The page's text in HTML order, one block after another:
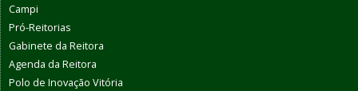
Campi
Pró-Reitorias
Gabinete da Reitora
Agenda da Reitora
Polo de Inovação Vitória